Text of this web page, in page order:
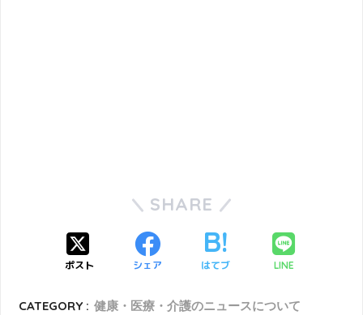
SHARE
ポスト シェア はてブ LINE
CATEGORY : 健康・医療・介護のニュースについて